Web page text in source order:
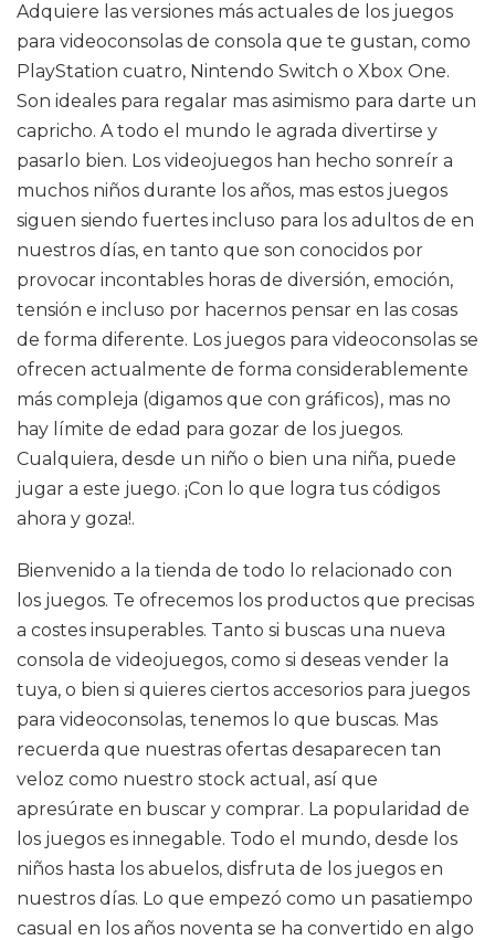
Adquiere las versiones más actuales de los juegos
para videoconsolas de consola que te gustan, como
PlayStation cuatro, Nintendo Switch o Xbox One.
Son ideales para regalar mas asimismo para darte un
capricho. A todo el mundo le agrada divertirse y
pasarlo bien. Los videojuegos han hecho sonreír a
muchos niños durante los años, mas estos juegos
siguen siendo fuertes incluso para los adultos de en
nuestros días, en tanto que son conocidos por
provocar incontables horas de diversión, emoción,
tensión e incluso por hacernos pensar en las cosas
de forma diferente. Los juegos para videoconsolas se
ofrecen actualmente de forma considerablemente
más compleja (digamos que con gráficos), mas no
hay límite de edad para gozar de los juegos.
Cualquiera, desde un niño o bien una niña, puede
jugar a este juego. ¡Con lo que logra tus códigos
ahora y goza!.
Bienvenido a la tienda de todo lo relacionado con
los juegos. Te ofrecemos los productos que precisas
a costes insuperables. Tanto si buscas una nueva
consola de videojuegos, como si deseas vender la
tuya, o bien si quieres ciertos accesorios para juegos
para videoconsolas, tenemos lo que buscas. Mas
recuerda que nuestras ofertas desaparecen tan
veloz como nuestro stock actual, así que
apresúrate en buscar y comprar. La popularidad de
los juegos es innegable. Todo el mundo, desde los
niños hasta los abuelos, disfruta de los juegos en
nuestros días. Lo que empezó como un pasatiempo
casual en los años noventa se ha convertido en algo